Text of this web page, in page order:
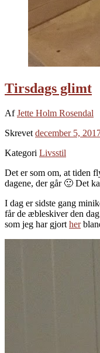
Tirsdags glimt
AfJette Holm Rosendal
Skrevet december 5,
Kategori Livsstil
Det er som om, at tiden
dagene, der går 🙂 Det
I dag er sidste gang
får de æbleskiver den
som jeg har gjort her